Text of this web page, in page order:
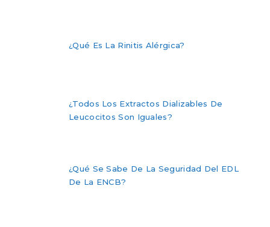
¿Qué Es La Rinitis Alérgica?
¿Todos Los Extractos Dializables De
Leucocitos Son Iguales?
¿Qué Se Sabe De La Seguridad Del EDL
De La ENCB?